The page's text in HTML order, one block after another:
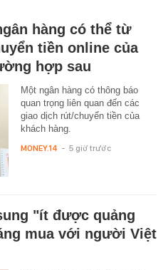
hàng có thể từ
tiền online của
hợp sau
Một ngân hàng có thông báo
quan trọng liên quan đến các
giao dịch rút/chuyển tiền của
khách hàng.
MONEY.14 - 5 giờ trước
"ít được quảng
mua với người Việt